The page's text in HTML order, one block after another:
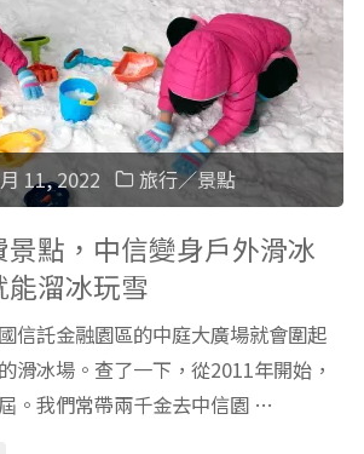
11, 2022 旅行／景點
點，中信變身戶外滑冰
溜冰玩雪
信託金融園區的中庭大廣場就會圍起
滑冰場。查了一下，從2011年開始，
。我們常帶兩千金去中信園 …